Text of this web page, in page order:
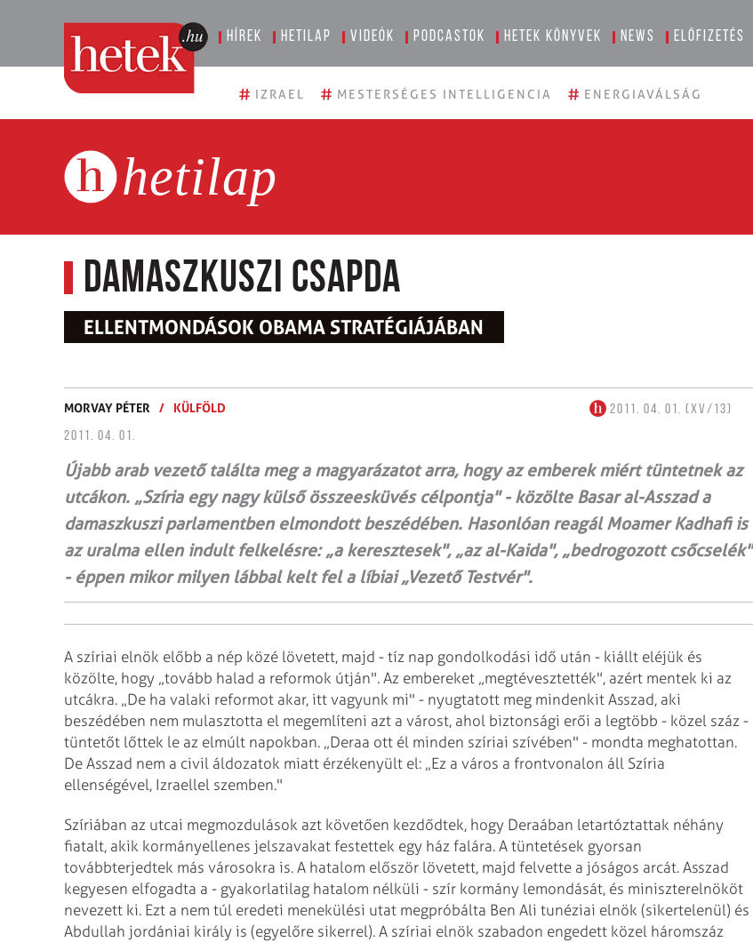
Hírek Hetilap Videók Podcastok Hetek könyvek News Előfizetés
# IZRAEL # MESTERSÉGES INTELLIGENCIA # ENERGIAVÁLSÁG
hetilap
Damaszkuszi csapda
ELLENTMONDÁSOK OBAMA STRATÉGIÁJÁBAN
MORVAY PÉTER / KÜLFÖLD
2011. 04. 01. (XV/13)
2011. 04. 01.
Újabb arab vezető találta meg a magyarázatot arra, hogy az emberek miért tüntetnek az
utcákon. „Szíria egy nagy külső összeesküvés cél­pontja" - közölte Basar al-Asszad a
damaszkuszi parlamentben elmondott beszédében. Hasonlóan reagál Moamer Kadhafi is
az uralma ellen indult felkelésre: „a keresz­tesek", „az al-Kaida", „bedrogozott csőcselék"
- éppen mikor milyen lábbal kelt fel a líbiai „Vezető Testvér".
A szíriai elnök előbb a nép közé lövetett, majd - tíz nap gondolkodási idő után - kiállt eléjük és
közölte, hogy „tovább halad a reformok útján". Az embereket „megtévesztették", azért mentek ki az
utcákra. „De ha valaki reformot akar, itt vagyunk mi" - nyugtatott meg mindenkit Asszad, aki
beszédében nem mulasztotta el megemlíteni azt a várost, ahol biztonsági erői a legtöbb - közel száz -
tüntetőt lőttek le az elmúlt napokban. „Deraa ott él minden szíriai szívében" - mondta meghatottan.
De Asszad nem a civil áldozatok miatt érzékenyült el: „Ez a város a frontvonalon áll Szíria
ellenségével, Izraellel szemben."
Szíriában az utcai megmozdulások azt követően kezdődtek, hogy Deraában letartóztattak néhány
fiatalt, akik kormányellenes jelszavakat festettek egy ház falára. A tüntetések gyorsan
továbbterjedtek más városokra is. A ha­talom először lövetett, majd felvette a jóságos arcát. Asszad
kegyesen elfogadta a - gyakorlatilag hatalom nélküli - szír kormány lemondását, és miniszterelnököt
nevezett ki. Ezt a nem túl eredeti menekülési utat megpróbálta Ben Ali tunéziai elnök (siker­telenül) és
Abdullah jordániai király is (egyelőre sikerrel). A szíriai elnök szabadon engedett közel háromszáz